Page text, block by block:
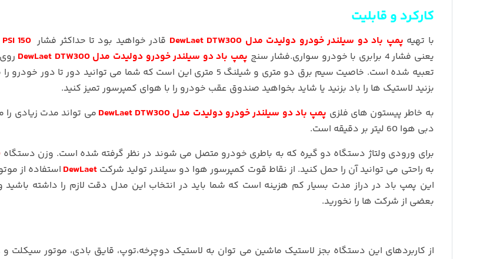
کارکرد و قابلیت
با تهیه پمپ باد دو سیلندر خودرو دولیدت مدل DewLaet DTW300 قادر خواهید بود تا حداکثر فشار PSI 150
یعنی فشار 4 برابری با خودرو سواری.فشار سنج
پمپ باد دو سیلندر خودرو دولیدت مدل DewLaet DTW300
تعبیه شده است. خاصیت سیم برق دو متری و شیلنگ 5 متری این است که شما می توانید دور تا
بزنید لاستیک ها را باد بزنید یا شاید بخواهید صندوق عقب خودرو را با هوای کمپرسور تمیز کنید.
به خاطر پیستون های فلزی پمپ باد دو سیلندر خودرو دولیدت مدل DewLaet DTW300
می تواند مدت زیادی را
دبی هوا 60 لیتر بر دقیقه است.
برای ورودی ولتاژ دستگاه دو گیره که به باطری خودرو متصل می شوند در نظر گرفته شده است. وزن دستگاه
به راحتی می توانید آن را حمل کنید. از نقاط قوت کمپرسور هوا دو سیلندر تولید شرکتDewLaetاستفاده از
این پمپ باد در دراز مدت بسیار کم هزینه است که شما باید در انتخاب این مدل دقت لازم را داشته
بعضی از شرکت ها را نخورید.
از کاربردهای این دستگاه بجز لاستیک ماشین می توان به لاستیک دوچرخه،توپ، قایق بادی، موتور سیکلت